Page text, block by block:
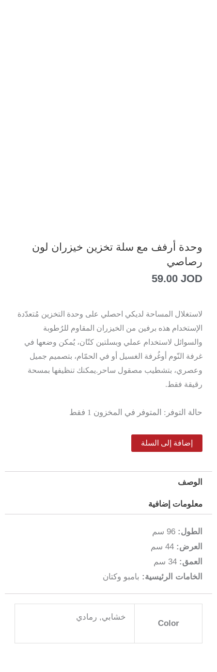
وحدة أرفف مع سلة تخزين خيزران لون
رصاصي
59.00 JOD
لاستغلال المساحة لديكي احصلي على وحدة التخزين مُتعدّدة
الإستخدام هذه برفين من الخيزران المقاوم للرُطوبة
والسوائل لاستخدام عملي وبسلتين كتّان، يُمكن وضعها في
غرفة النّوم أوغُرفة الغسيل أو في الحمّام، بتصميم جميل
وعصري، بتشطيب مصقول ساحر.يمكنك تنظيفها بمسحة
رقيقة فقط.
حالة التوفر: المتوفر في المخزون 1 فقط
كمية
أرفف
سلة
تخزين
خيزران
لون
رصاصي
إضافة إلى السلة
الوصف
معلومات إضافية
الطول:
العرض: 44 سم
العمق: 34 سم
الخامات الرئيسية: بامبو وكتان
Color
خشابي, رمادي